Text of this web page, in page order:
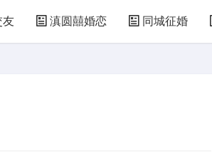
友 滇圆囍婚恋 同城征婚